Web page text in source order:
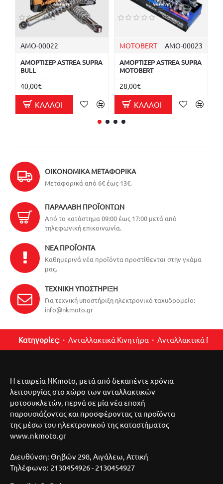
ΑΜΟ-00022
ΑΜΟΡΤΙΣΕΡ ASTREA SUPRA
BULL
40,00€
ΚΑΛΆΘΙ
MOTOBERT ΑΜΟ-00023
ΑΜΟΡΤΙΣΕΡ ASTREA SUPRA
MOTOBERT
28,00€
ΚΑΛΆΘΙ
ΟΙΚΟΝΟΜΙΚΆ ΜΕΤΑΦΟΡΙΚΆ
Μεταφορικά από 6€ έως 13€.
ΠΑΡΑΛΑΒΉ ΠΡΟΪΌΝΤΩΝ
Από το κατάστημα 09:00 έως 17:00 μετά από
τηλεφωνική επικοινωνία.
ΝΈΑ ΠΡΟΪΌΝΤΑ
Καθημερινά νέα προϊόντα προστίθενται στην γκάμα
μας.
ΤΕΧΝΙΚΉ ΥΠΟΣΤΉΡΙΞΗ
Για τεχνική υποστήριξη ηλεκτρονικό ταχυδρομείο:
info@nkmoto.gr
Κατηγορίες: Ανταλλακτικά Κινητήρα Ανταλλακτικά
Η εταιρεία NKmoto, μετά από δεκαπέντε χρόνια
λειτουργίας στο χώρο των ανταλλακτικών
μοτοσυκλετών, περνά σε μία νέα εποχή
παρουσιάζοντας και προσφέροντας τα προϊόντα
της μέσω του ηλεκτρονικού της καταστήματος
www.nkmoto.gr
Διευθύνση: Θηβών 298, Αιγάλεω, Αττική
Τηλέφωνο: 2130454926 - 2130454927